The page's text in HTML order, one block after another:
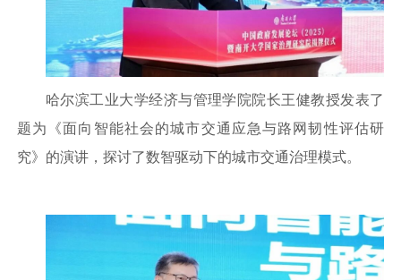
哈尔滨工业大学经济与管理学院院长王健教授发表了
题为《面向智能社会的城市交通应急与路网韧性评估研
究》的演讲，探讨了数智驱动下的城市交通治理模式。